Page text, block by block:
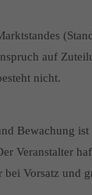
auf
nicht.
Bewachung ist
Veranstalter
bei Vorsatz und